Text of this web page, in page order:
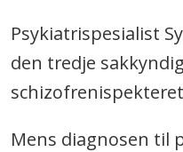
Psykiatrispesialist
den tredje
Mens diagnosen til